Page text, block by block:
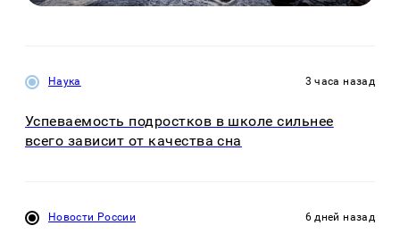
Наука 3 часа назад
Успеваемость подростков в школе сильнее
всего зависит от качества сна
Новости России 6 дней назад